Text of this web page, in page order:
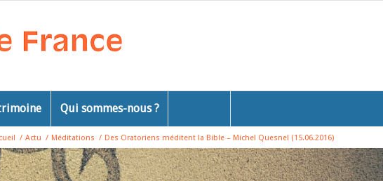
Qui sommes-nous ?
/ Actu / Méditations / Des Oratoriens méditent la Bible – Michel Quesnel (15.06.2016)